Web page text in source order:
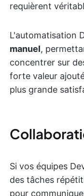
requièrent
L'automatisation
manuel,
concentrer sur
forte valeur
plus grande
Si vos équipes
des tâches
pour